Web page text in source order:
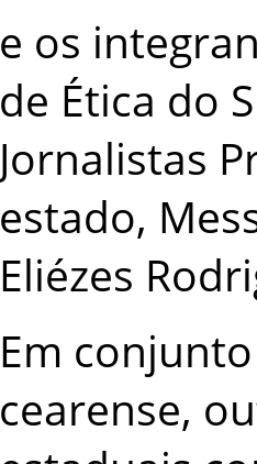
e os
de Ética do
Jornalistas
estado,
Eliézes
Em
cearense,